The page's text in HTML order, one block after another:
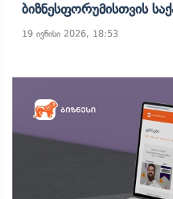
Ბიზნესფორუმისთვის
19 ივნისი 2026, 18:53